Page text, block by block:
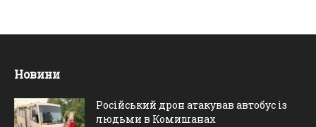
Новини
Російський дрон атакував автобус із
людьми в Комишанах